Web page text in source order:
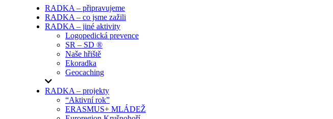
RADKA – připravujeme
RADKA – co jsme zažili
RADKA – jiné aktivity
Logopedická prevence
SR – SD ®
Naše hřiště
Ekoradka
Geocaching
RADKA – projekty
“Aktivní rok”
ERASMUS+ MLÁDEŽ